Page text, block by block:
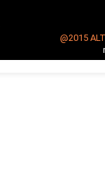
@2015